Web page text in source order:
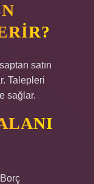
satın
Talepleri
sağlar.